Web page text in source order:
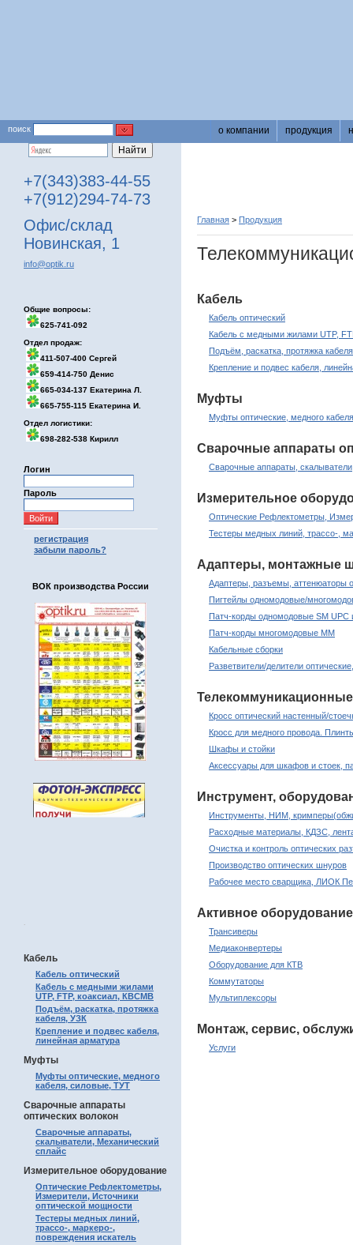
поиск о компании продукция
+7(343)383-44-55
+7(912)294-74-73
Офис/склад
Новинская, 1
info@optik.ru
Общие вопросы:
625-741-092
Отдел продаж:
411-507-400 Сергей
659-414-750 Денис
665-034-137 Екатерина Л.
665-755-115 Екатерина И.
Отдел логистики:
698-282-538 Кирилл
Логин
Пароль
регистрация
забыли пароль?
ВОК производства России
.
Кабель
Кабель оптический
Кабель с медными жилами
UTP, FTP, коаксиал, КВСМВ
Подъём, раскатка, протяжка
кабеля, УЗК
Крепление и подвес кабеля,
линейная арматура
Муфты
Муфты оптические, медного
кабеля, силовые, ТУТ
Сварочные аппараты
оптических волокон
Сварочные аппараты,
скалыватели, Механический
сплайс
Измерительное оборудование
Оптические Рефлектометры,
Измерители, Источники
оптической мощности
Тестеры медных линий,
трассо-, маркеро-,
повреждения искатель
Главная > Продукция
Кабель
Кабель оптический
Кабель с медными жилами UTP,
Подъём, раскатка, протяжка
Крепление и подвес кабеля,
Муфты
Муфты оптические, медного
Сварочные аппараты
Сварочные аппараты,
Измерительное
Оптические Рефлектометры,
Тестеры медных линий, трассо-,
Адаптеры, монтажные
Адаптеры, разъемы, аттенюаторы
Пигтейлы одномодовые/
Патч-корды одномодовые SM UPC
Патч-корды многомодовые MM
Кабельные сборки
Разветвители/делители
Кросс оптический настенный/
Кросс для медного провода.
Шкафы и стойки
Аксессуары для шкафов и стоек,
Инструмент,
Инструменты, НИМ,
Расходные материалы, КДЗС,
Очистка и контроль оптических
Производство оптических шнуров
Рабочее место сварщика, ЛИОК
Активное оборудование
Трансиверы
Медиаконвертеры
Оборудование для КТВ
Коммутаторы
Мультиплексоры
Монтаж, сервис,
Услуги